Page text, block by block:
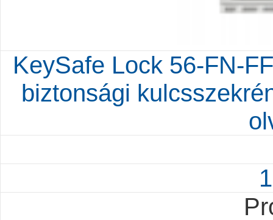
KeySafe Lock 56-FN-
biztonsági